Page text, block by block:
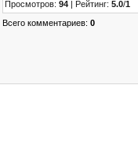
Просмотров: 94 | Рейтинг: 5.0/1
Всего комментариев: 0